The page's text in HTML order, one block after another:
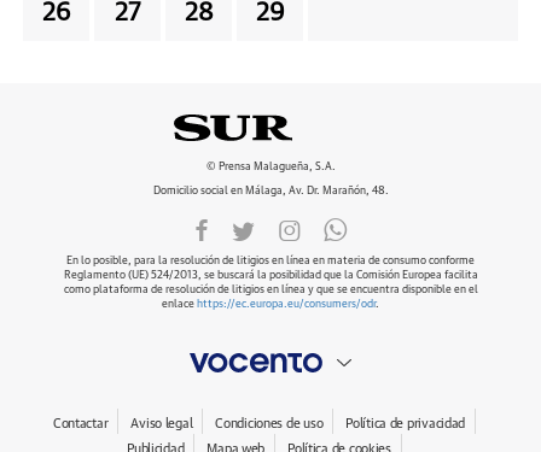
26 27 28 29
© Prensa Malagueña, S.A.
Domicilio social en Málaga, Av. Dr. Marañón, 48.
En lo posible, para la resolución de litigios en línea en materia de consumo conforme
Reglamento (UE) 524/2013, se buscará la posibilidad que la Comisión Europea facilita
como plataforma de resolución de litigios en línea y que se encuentra disponible en el
enlace https://ec.europa.eu/consumers/odr.
Contactar Aviso legal Condiciones de uso
Política de privacidad
Publicidad
Mapa web Política de cookies